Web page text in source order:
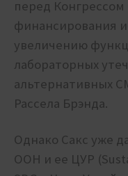
перед
финансирования
увеличению
лабораторных
альтернативных
Рассела Брэнда.
Однако Сакс уже
ООН и ее ЦУР